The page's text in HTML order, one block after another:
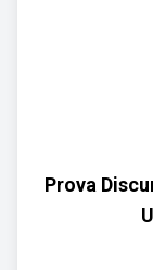
Prova